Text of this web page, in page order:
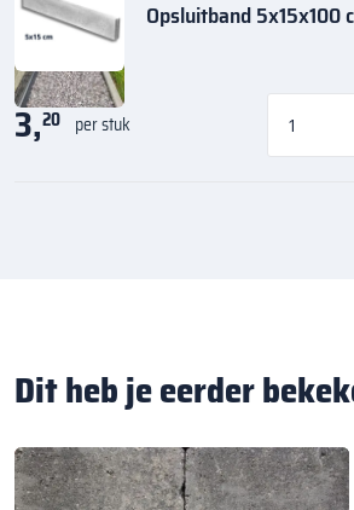
Opsluitband 5x15x100
3,20 per stuk
Dit heb je eerder